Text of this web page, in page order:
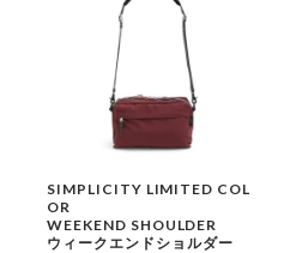
SIMPLICITY LIMITED COL
OR
WEEKEND SHOULDER
ウィークエンドショルダー